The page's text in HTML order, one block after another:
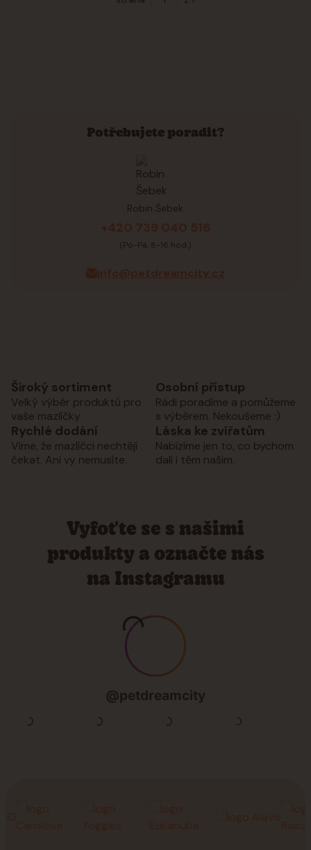
Potřebujete poradit?
Robin Šebek
+420 739 040 516
(Po-Pá, 8-16 hod.)
info@petdreamcity.cz
Široký sortiment
Velký výběr produktů pro
vaše mazlíčky
Osobní přístup
Rádi poradíme a pomůžeme
s výběrem. Nekoušeme :)
Rychlé dodání
Víme, že mazlíčci nechtějí
čekat. Ani vy nemusíte.
Láska ke zvířatům
Nabízíme jen to, co bychom
dali i těm našim.
Vyfoťte se s našimi
produkty a označte nás
na Instagramu